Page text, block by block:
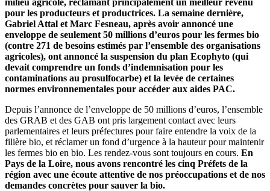
milieu agricole, réclamant principalement un meilleur revenu
pour les producteurs et productrices. La semaine dernière,
Gabriel Attal et Marc Fesneau, après avoir annoncé une
enveloppe de seulement 50 millions d’euros pour les fermes bio
(contre 271 de besoins estimés par l’ensemble des organisations
agricoles), ont annoncé la suspension du plan Ecophyto (qui
devait comprendre un fonds d’indemnisation pour les
contaminations au prosulfocarbe) et la levée de certaines
normes environnementales pour accéder aux aides PAC.
Depuis l’annonce de l’enveloppe de 50 millions d’euros, l’ensemble
des GRAB et des GAB ont pris largement contact avec leurs
parlementaires et leurs préfectures pour faire entendre la voix de la
filière bio, et réclamer un fond d’urgence à la hauteur pour maintenir
les fermes bio en bio. Les rendez-vous sont toujours en cours. En
Pays de la Loire, nous avons rencontré les cinq Préfets de la
région avec une écoute attentive de nos préoccupations et de nos
demandes concrètes pour sauver la bio.